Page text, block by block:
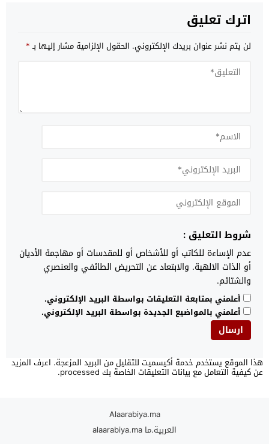
اترك تعليق
لن يتم نشر عنوان بريدك الإلكتروني. الحقول الإلزامية مشار إليها بـ*
شروط التعليق :
عدم الإساءة للكاتب أو للأشخاص أو للمقدسات أو مهاجمة الأديان
أو الذات الالهية. والابتعاد عن التحريض الطائفي والعنصري
والشتائم.
أعلمني بمتابعة التعليقات بواسطة البريد الإلكتروني.
أعلمني بالمواضيع الجديدة بواسطة البريد الإلكتروني.
هذا الموقع يستخدم خدمة أكيسميت للتقليل من البريد المزعجة. اعرف المزيد
عن كيفية التعامل مع بيانات التعليقات الخاصة بك processed .
Alaarabiya.ma
العربية.ما alaarabiya.ma